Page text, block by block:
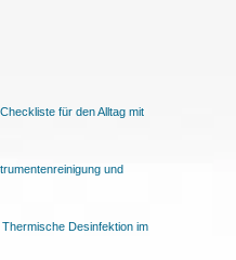
für den Alltag mit
und
Desinfektion im